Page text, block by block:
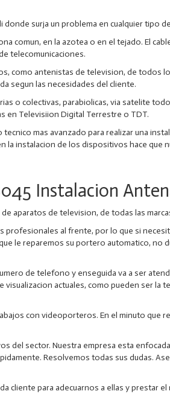
surja un problema en cualquier tipo
comun, en la azotea o en el tejado. El
telecomunicaciones.
como antenistas de television, de todos
segun las necesidades del cliente.
o colectivas, parabiolicas, via satelite
en Televisiion Digital Terrestre o TDT.
mas avanzado para realizar una
la instalacion de los dispositivos hace
Instalacion
aparatos de television, de todas las
al frente, por lo que si
le reparemos su portero automatico,
de telefono y enseguida va a ser
actuales, como pueden ser la
con videoporteros. En el minuto que
del sector. Nuestra empresa esta
Resolvemos todas sus dudas.
para adecuarnos a ellas y prestar